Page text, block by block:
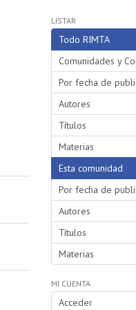
LISTAR
Todo RIMTA
Comunidades y
Por fecha de
Autores
Títulos
Materias
Esta comunidad
Por fecha de
Autores
Títulos
Materias
MI CUENTA
Acceder